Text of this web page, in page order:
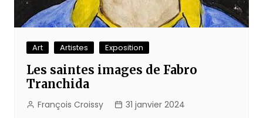
Art Artistes Exposition
Les saintes images de Fabro
Tranchida
François Croissy 31 janvier 2024